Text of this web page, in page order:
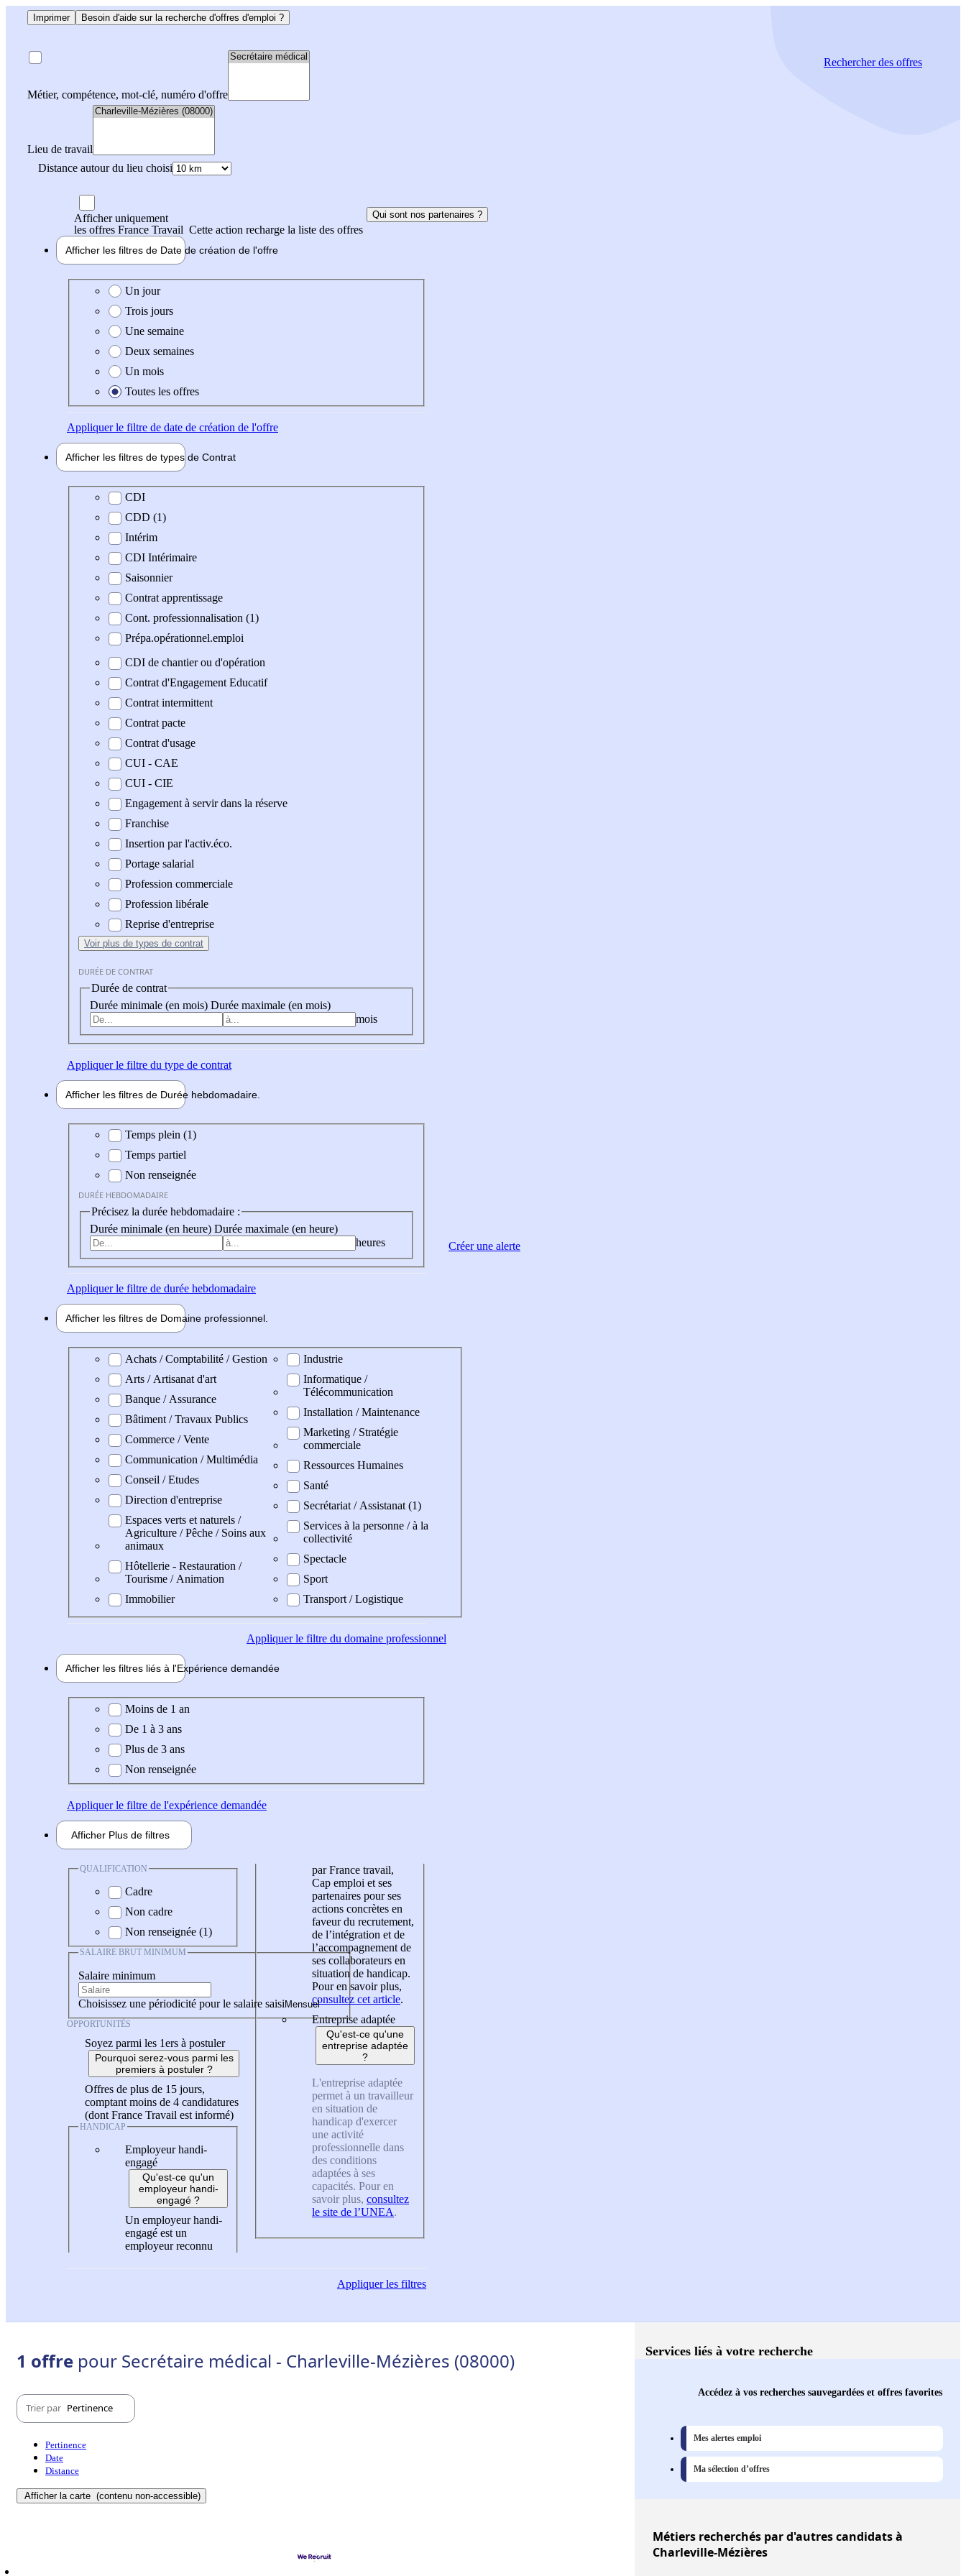
Imprimer Besoin d'aide sur la recherche d'offres d'emploi ?
Métier, compétence, mot-clé, numéro d'offre
Lieu de travail
Distance autour du lieu choisi
Rechercherdes offres
Afficher uniquement
les offres France Travail Cette action recharge la liste des offres
Qui sont nos partenaires ?
Afficher les filtres de Date de création de l'offre
Date de création de l'offre
Un jour
Trois jours
Une semaine
Deux semaines
Un mois
Toutes les offres
Appliquerle filtre de date de création de l'offre
Afficher les filtres de types de Contrat
Type de contrat
CDI
CDD (1)
Intérim
CDI Intérimaire
Saisonnier
Contrat apprentissage
Cont. professionnalisation (1)
Prépa.opérationnel.emploi
CDI de chantier ou d'opération
Contrat d'Engagement Educatif
Contrat intermittent
Contrat pacte
Contrat d'usage
CUI - CAE
CUI - CIE
Engagement à servir dans la réserve
Franchise
Insertion par l'activ.éco.
Portage salarial
Profession commerciale
Profession libérale
Reprise d'entreprise
Voir plus de types de contrat
DURÉE DE CONTRAT
Durée de contrat
Durée minimale (en mois) Durée maximale (en mois)
mois
Appliquerle filtre du type de contrat
Afficher les filtres de Durée hebdomadaire
Durée hebdomadaire
Temps plein (1)
Temps partiel
Non renseignée
DURÉE HEBDOMADAIRE
Précisez la durée hebdomadaire :
Durée minimale (en heure) Durée maximale (en heure)
heures
Appliquerle filtre de durée hebdomadaire
Afficher les filtres de Domaine professionnel
Domaine professionel
Achats / Comptabilité / Gestion
Arts / Artisanat d'art
Banque / Assurance
Bâtiment / Travaux Publics
Commerce / Vente
Communication / Multimédia
Conseil / Etudes
Direction d'entreprise
Espaces verts et naturels /
Agriculture / Pêche / Soins aux
animaux
Hôtellerie - Restauration /
Tourisme / Animation
Immobilier
Industrie
Informatique /
Télécommunication
Installation / Maintenance
Marketing / Stratégie
commerciale
Ressources Humaines
Santé
Secrétariat / Assistanat (1)
Services à la personne / à la
collectivité
Spectacle
Sport
Transport / Logistique
Appliquerle filtre du domaine professionnel
Afficher les filtres liés à l'Expérience demandée
Expérience demandée
Moins de 1 an
De 1 à 3 ans
Plus de 3 ans
Non renseignée
Appliquerle filtre de l'expérience demandée
Afficher Plus de filtres
QUALIFICATION
Cadre
Non cadre
Non renseignée (1)
SALAIRE BRUT MINIMUM
Salaire minimum
Choisissez une périodicité pour le salaire saisi
OPPORTUNITÉS
Soyez parmi les 1ers à postuler
Pourquoi serez-vous parmi les
premiers à postuler ?
Offres de plus de 15 jours,
comptant moins de 4 candidatures
(dont France Travail est informé)
HANDICAP
Employeur handi-
engagé
Qu'est-ce qu'un
employeur handi-
engagé ?
Un employeur handi-
engagé est un
employeur reconnu
par France travail,
Cap emploi et ses
partenaires pour ses
actions concrètes en
faveur du recrutement,
de l’intégration et de
l’accompagnement de
ses collaborateurs en
situation de handicap.
Pour en savoir plus,
consultez cet article.
Entreprise adaptée
Qu'est-ce qu'une
entreprise adaptée
?
L'entreprise adaptée
permet à un travailleur
en situation de
handicap d'exercer
une activité
professionnelle dans
des conditions
adaptées à ses
capacités. Pour en
savoir plus, consultez
le site de l’UNEA.
Appliquerles filtres
Créer une alerte
1 offre pour Secrétaire médical - Charleville-Mézières (08000)
Trier par Pertinence
Pertinence
Date
Distance
Afficher la carte (contenu non-accessible)
Services liés à votre recherche
Accédez à vos recherches sauvegardées et offres favorites
Mes alertes emploi
Ma sélection d’offres
Métiers recherchés par d'autres candidats à
Charleville-Mézières